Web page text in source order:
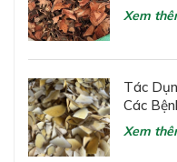
Xem
Tác
Các
Xem